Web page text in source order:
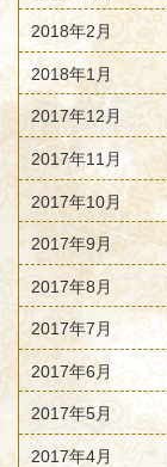
2018年2月
2018年1月
2017年12月
2017年11月
2017年10月
2017年9月
2017年8月
2017年7月
2017年6月
2017年5月
2017年4月